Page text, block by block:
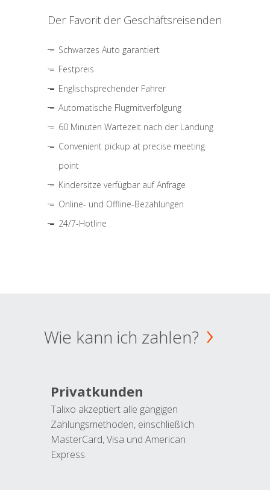
Der Favorit der Geschäftsreisenden
Schwarzes Auto garantiert
Festpreis
Englischsprechender Fahrer
Automatische Flugmitverfolgung
60 Minuten Wartezeit nach der Landung
Convenient pickup at precise meeting
point
Kindersitze verfügbar auf Anfrage
Online- und Offline-Bezahlungen
24/7-Hotline
Wie kann ich zahlen?
Privatkunden
Talixo akzeptiert alle gängigen
Zahlungsmethoden, einschließlich
MasterCard, Visa und American
Express.